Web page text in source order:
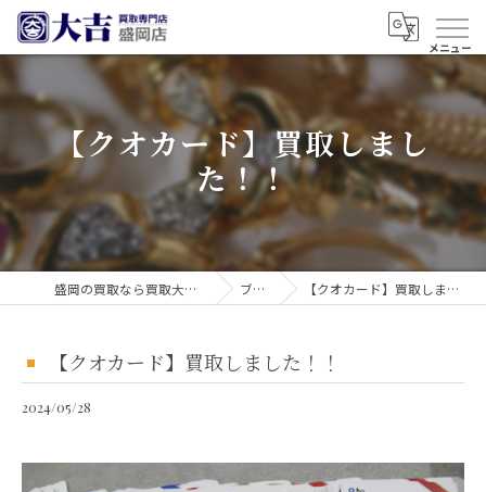
【クオカード】買取しまし
た！！
盛岡の買取なら買取大吉 盛岡店 ブログ 【クオカード】買取しました！！
【クオカード】買取しました！！
2024/05/28